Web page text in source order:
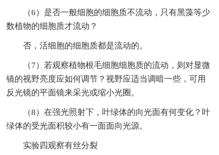
（6）是否一般细胞的细胞质不流动，只有黑藻等少
数植物的细胞质才流动？
否，活细胞的细胞质都是流动的。
（7）若观察植物根毛细胞细胞质的流动，则对显微
镜的视野亮度应如何调节？视野应适当调暗一些，可用
反光镜的平面镜来采光或缩小光圈。
（8）在强光照射下，叶绿体的向光面有何变化？叶
绿体的受光面积较小有一面面向光源。
实验四观察有丝分裂